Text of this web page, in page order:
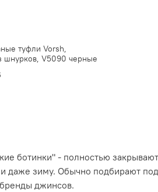
туфли Vorsh,
шнурков, V5090 черные
ботинки" - полностью
даже зиму. Обычно подбирают
джинсов.